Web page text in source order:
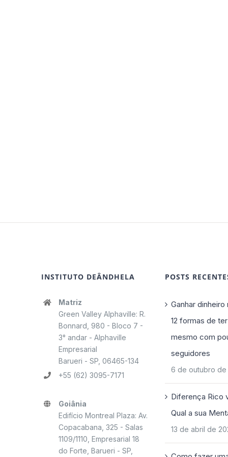
INSTITUTO DEÂNDHELA
Matriz
Green Valley Alphaville: R.
Bonnard, 980 - Bloco 7 -
3° andar - Alphaville
Empresarial
Barueri - SP, 06465-134
+55 (62) 3095-7171
Goiânia
Edifício Montreal Plaza: Av.
Copacabana, 325 - Salas
1109/1110, Empresarial 18
do Forte, Barueri - SP,
POSTS
Ganhar dinheiro
12 formas de
mesmo com
seguidores
6 de outubro de
Diferença Rico
Qual a sua
13 de abril de